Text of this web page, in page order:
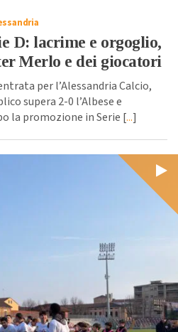
D: lacrime e orgoglio,
Merlo e dei giocatori
per l’Alessandria Calcio,
supera 2-0 l’Albese e
la promozione in Serie [...]